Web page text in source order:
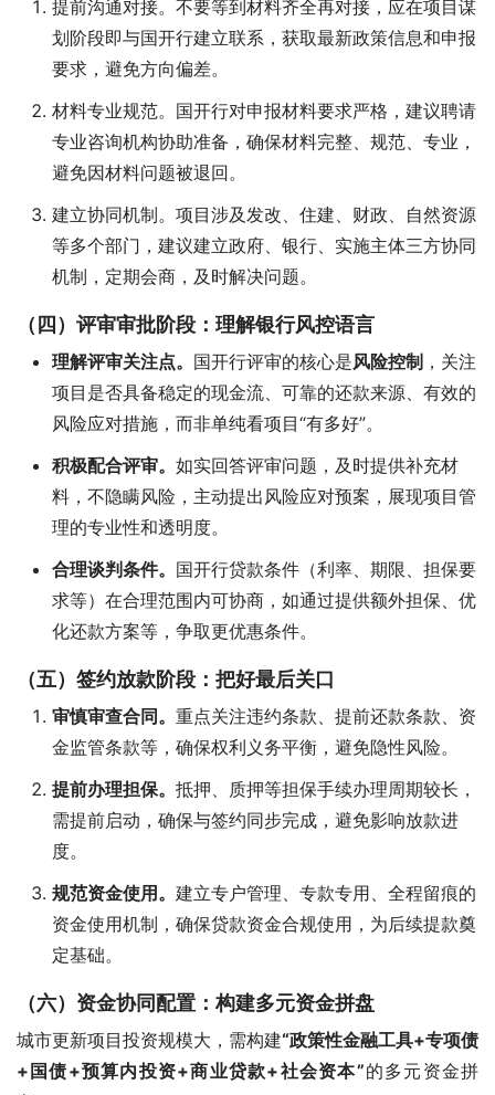
提前沟通对接。不要等到材料齐全再对接，应在项目谋
划阶段即与国开行建立联系，获取最新政策信息和申报
要求，避免方向偏差。
材料专业规范。国开行对申报材料要求严格，建议聘请
专业咨询机构协助准备，确保材料完整、规范、专业，
避免因材料问题被退回。
建立协同机制。项目涉及发改、住建、财政、自然资源
等多个部门，建议建立政府、银行、实施主体三方协同
机制，定期会商，及时解决问题。
（四）评审审批阶段：理解银行风控语言
理解评审关注点。 国开行评审的核心是风险控制 ，关注
项目是否具备稳定的现金流、可靠的还款来源、有效的
风险应对措施，而非单纯看项目“有多好”。
积极配合评审。 如实回答评审问题，及时提供补充材
料，不隐瞒风险，主动提出风险应对预案，展现项目管
理的专业性和透明度。
合理谈判条件。 国开行贷款条件（利率、期限、担保要
求等）在合理范围内可协商，如通过提供额外担保、优
化还款方案等，争取更优惠条件。
（五）签约放款阶段：把好最后关口
审慎审查合同。 重点关注违约条款、提前还款条款、资
金监管条款等，确保权利义务平衡，避免隐性风险。
提前办理担保。 抵押、质押等担保手续办理周期较长，
需提前启动，确保与签约同步完成，避免影响放款进
度。
规范资金使用。 建立专户管理、专款专用、全程留痕的
资金使用机制，确保贷款资金合规使用，为后续提款奠
定基础。
（六）资金协同配置：构建多元资金拼盘
城市更新项目投资规模大，需构建“政策性金融工具+专项债
+国债+预算内投资+商业贷款+社会资本”的多元资金拼